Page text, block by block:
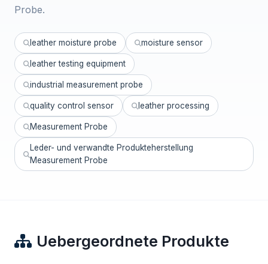
Probe.
leather moisture probe moisture sensor
leather testing equipment
industrial measurement probe
quality control sensor leather processing
Measurement Probe
Leder- und verwandte Produkteherstellung
Measurement Probe
Uebergeordnete Produkte